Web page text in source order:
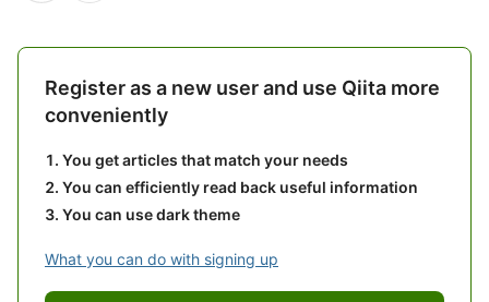
Register as a new user and use Qiita more
conveniently
You get articles that match your needs
You can efficiently read back useful information
You can use dark theme
What you can do with signing up